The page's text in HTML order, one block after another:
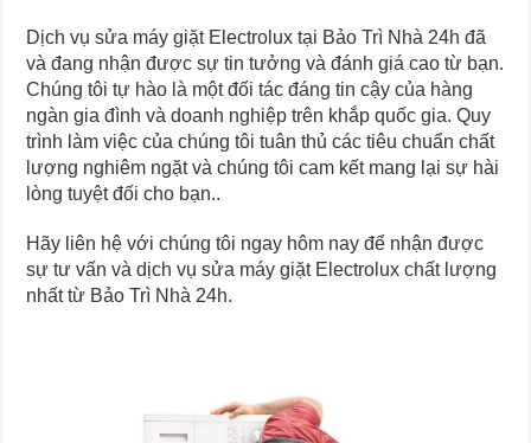
Dịch vụ sửa máy giặt Electrolux tại Bảo Trì Nhà 24h đã
và đang nhận được sự tin tưởng và đánh giá cao từ bạn.
Chúng tôi tự hào là một đối tác đáng tin cậy của hàng
ngàn gia đình và doanh nghiệp trên khắp quốc gia. Quy
trình làm việc của chúng tôi tuân thủ các tiêu chuẩn chất
lượng nghiêm ngặt và chúng tôi cam kết mang lại sự hài
lòng tuyệt đối cho bạn..
Hãy liên hệ với chúng tôi ngay hôm nay để nhận được
sự tư vấn và dịch vụ sửa máy giặt Electrolux chất lượng
nhất từ Bảo Trì Nhà 24h.